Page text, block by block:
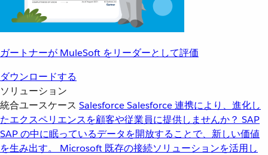
ガートナーが MuleSoft をリーダーとして評価
ダウンロードする
ソリューション
統合ユースケース SalesforceSalesforce 連携により、進化し
たエクスペリエンスを顧客や従業員に提供しませんか？ SAP
SAP の中に眠っているデータを開放することで、新しい価値
を生み出す。
Microsoft 既存の接続ソリューションを活用し